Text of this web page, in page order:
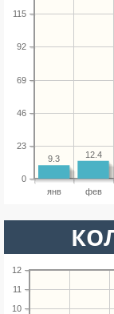
янв фев
0
23
46
69
92
115
12.4
9.3
10
11
12